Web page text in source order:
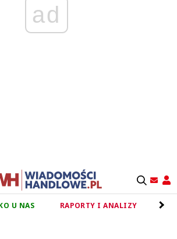
ad
U NAS RAPORTY I ANALIZY